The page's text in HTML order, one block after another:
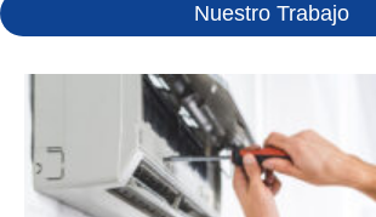
Nuestro Trabajo